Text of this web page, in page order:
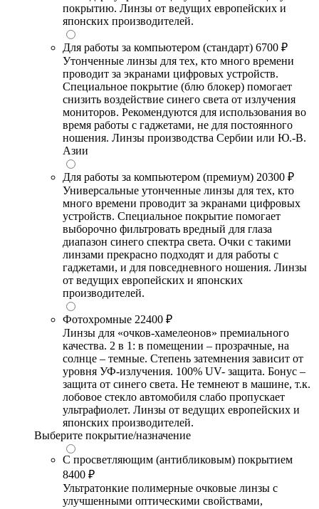
покрытию. Линзы от ведущих европейских и
японских производителей.
Для работы за компьютером (стандарт) 6700 ₽
Утонченные линзы для тех, кто много времени
проводит за экранами цифровых устройств.
Специальное покрытие (блю блокер) помогает
снизить воздействие синего света от излучения
мониторов. Рекомендуются для использования во
время работы с гаджетами, не для постоянного
ношения. Линзы производства Сербии или Ю.-В.
Азии
Для работы за компьютером (премиум) 20300 ₽
Универсальные утонченные линзы для тех, кто
много времени проводит за экранами цифровых
устройств. Специальное покрытие помогает
выборочно фильтровать вредный для глаза
диапазон синего спектра света. Очки с такими
линзами прекрасно подходят и для работы с
гаджетами, и для повседневного ношения. Линзы
от ведущих европейских и японских
производителей.
Фотохромные 22400 ₽
Линзы для «очков-хамелеонов» премиального
качества. 2 в 1: в помещении – прозрачные, на
солнце – темные. Степень затемнения зависит от
уровня УФ-излучения. 100% UV- защита. Бонус –
защита от синего света. Не темнеют в машине, т.к.
лобовое стекло автомобиля слабо пропускает
ультрафиолет. Линзы от ведущих европейских и
японских производителей.
Выберите покрытие/назначение
С просветляющим (антибликовым) покрытием
8400 ₽
Ультратонкие полимерные очковые линзы с
улучшенными оптическими свойствами,